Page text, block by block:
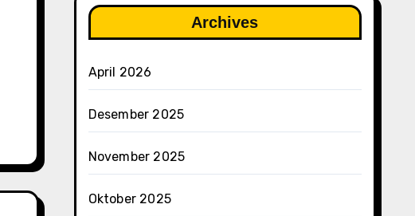
Archives
April 2026
Desember 2025
November 2025
Oktober 2025